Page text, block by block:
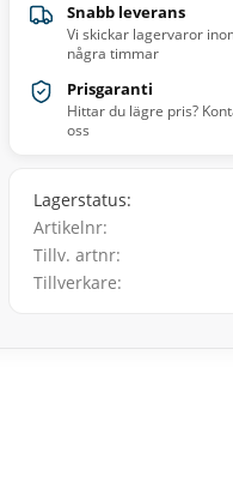
Snabb leverans
Vi skickar lagervaror
några timmar
Prisgaranti
Hittar du lägre pris?
oss
Lagerstatus
Artikelnr
Tillv. artnr
Tillverkare